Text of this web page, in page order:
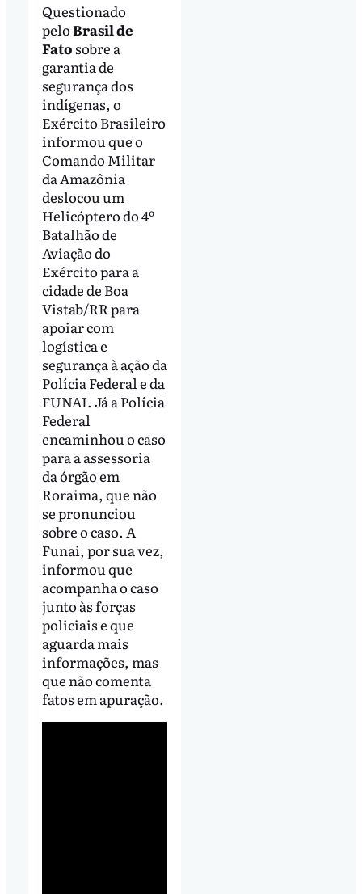
Questionado
peloBrasil de
Fato sobre a
garantia de
segurança dos
indígenas, o
Exército Brasileiro
informou que o
Comando Militar
da Amazônia
deslocou um
Helicóptero do 4º
Batalhão de
Aviação do
Exército para a
cidade de Boa
Vistab/RR para
apoiar com
logística e
segurança à ação da
Polícia Federal e da
FUNAI. Já a Polícia
Federal
encaminhou o caso
para a assessoria
da órgão em
Roraima, que não
se pronunciou
sobre o caso. A
Funai, por sua vez,
informou que
acompanha o caso
junto às forças
policiais e que
aguarda mais
informações, mas
que não comenta
fatos em apuração.